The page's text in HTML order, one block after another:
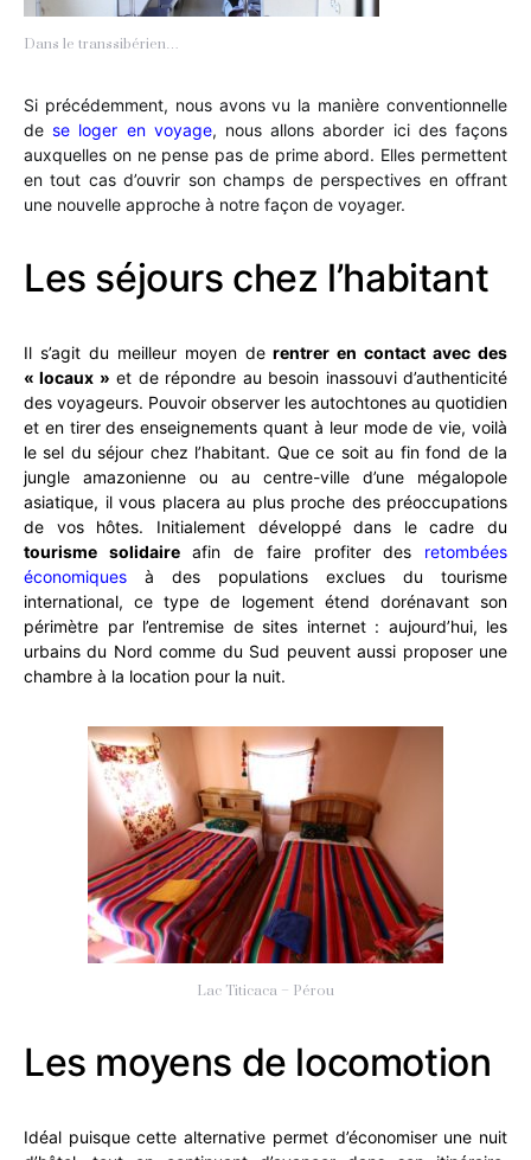
Dans le transsibérien…
Si précédemment, nous avons vu la manière conventionnelle
dese loger en voyage, nous allons aborder ici des façons
auxquelles on ne pense pas de prime abord. Elles permettent
en tout cas d’ouvrir son champs de perspectives en offrant
une nouvelle approche à notre façon de voyager.
Les séjours chez l’habitant
Il s’agit du meilleur moyen derentrer en contact avec des
« locaux » et de répondre au besoin inassouvi d’authenticité
des voyageurs. Pouvoir observer les autochtones au quotidien
et en tirer des enseignements quant à leur mode de vie, voilà
le sel du séjour chez l’habitant. Que ce soit au fin fond de la
jungle amazonienne ou au centre-ville d’une mégalopole
asiatique, il vous placera au plus proche des préoccupations
de vos hôtes. Initialement développé dans le cadre du
tourisme solidaireafin de faire profiter des retombées
économiques à des populations exclues du tourisme
international, ce type de logement étend dorénavant son
périmètre par l’entremise de sites internet : aujourd’hui, les
urbains du Nord comme du Sud peuvent aussi proposer une
chambre à la location pour la nuit.
Lac Titicaca – Pérou
Les moyens de locomotion
Idéal puisque cette alternative permet d’économiser une nuit